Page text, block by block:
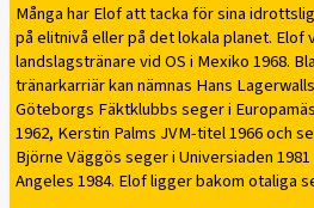
Många har Elof att tacka för sina
på elitnivå eller på det lokala planet. Elof
landslagstränare vid OS i Mexiko 1968.
tränarkarriär kan nämnas Hans
Göteborgs Fäktklubbs seger i
1962, Kerstin Palms JVM-titel 1966 och
Björne Väggös seger i Universiaden
Angeles 1984. Elof ligger bakom otaliga